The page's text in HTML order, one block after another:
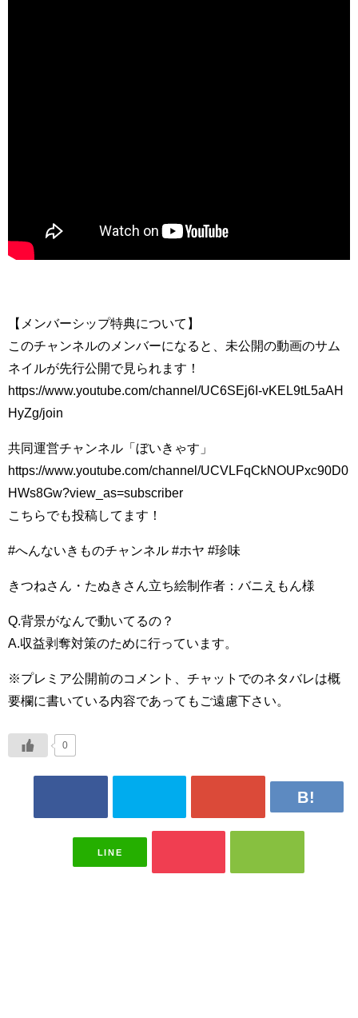
【メンバーシップ特典について】
このチャンネルのメンバーになると、未公開の動画のサム
ネイルが先行公開で見られます！
https://www.youtube.com/channel/UC6SEj6I-vKEL9tL5aAH
HyZg/join
共同運営チャンネル「ぼいきゃす」
https://www.youtube.com/channel/UCVLFqCkNOUPxc90D0
HWs8Gw?view_as=subscriber
こちらでも投稿してます！
#へんないきものチャンネル #ホヤ #珍味
きつねさん・たぬきさん立ち絵制作者：バニえもん様
Q.背景がなんで動いてるの？
A.収益剥奪対策のために行っています。
※プレミア公開前のコメント、チャットでのネタバレは概
要欄に書いている内容であってもご遠慮下さい。
0
LINE